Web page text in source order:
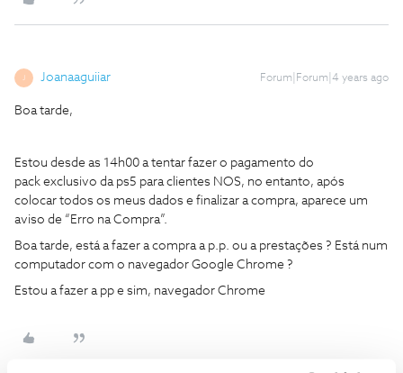
Joanaaguiiar Forum|Forum|4 years ago
Boa tarde,
Estou desde as 14h00 a tentar fazer o pagamento do
pack exclusivo da ps5 para clientes NOS, no entanto, após
colocar todos os meus dados e finalizar a compra, aparece um
aviso de “Erro na Compra”.
Boa tarde, está a fazer a compra a p.p. ou a prestações ? Está num
computador com o navegador Google Chrome ?
Estou a fazer a pp e sim, navegador Chrome